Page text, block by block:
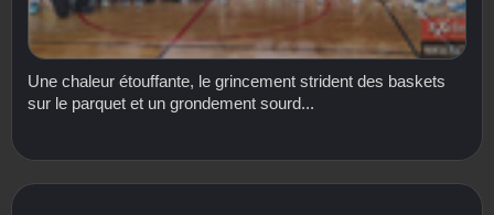
Une chaleur étouffante, le grincement strident des baskets
sur le parquet et un grondement sourd...